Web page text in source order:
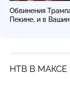
Обвинения
Пекине, и в
НТВ В МАКСЕ